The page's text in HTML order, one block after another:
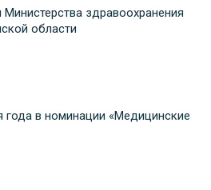
Министерства здравоохранения
области
года в номинации «Медицинские